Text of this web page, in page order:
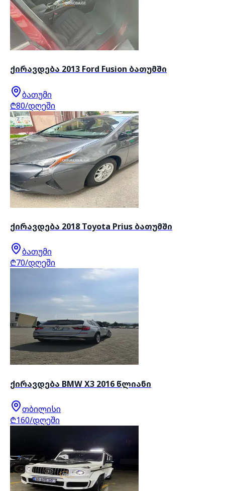
ქირავდება 2013 Ford Fusion ბათუმში
ბათუმი
₾80/დღეში
ქირავდება 2018 Toyota Prius ბათუმში
ბათუმი
₾70/დღეში
ქირავდება BMW X3 2016 წლიანი
თბილისი
₾160/დღეში